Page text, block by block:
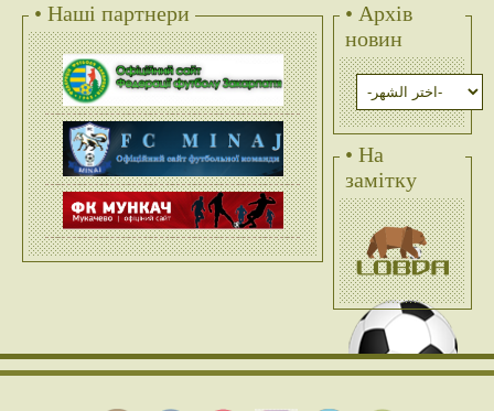
• Наші партнери
• Архів
новин
• На
замітку